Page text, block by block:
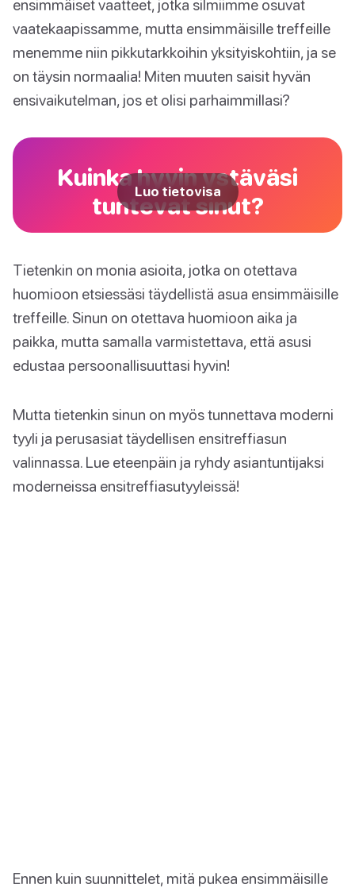
ensimmäiset vaatteet, jotka silmiimme osuvat
vaatekaapissamme, mutta ensimmäisille treffeille
menemme niin pikkutarkkoihin yksityiskohtiin, ja se
on täysin normaalia! Miten muuten saisit hyvän
ensivaikutelman, jos et olisi parhaimmillasi?
Kuinka hyvin ystäväsi
tuntevat sinut?
Luo tietovisa
Tietenkin on monia asioita, jotka on otettava
huomioon etsiessäsi täydellistä asua ensimmäisille
treffeille. Sinun on otettava huomioon aika ja
paikka, mutta samalla varmistettava, että asusi
edustaa persoonallisuuttasi hyvin!
Mutta tietenkin sinun on myös tunnettava moderni
tyyli ja perusasiat täydellisen ensitreffiasun
valinnassa. Lue eteenpäin ja ryhdy asiantuntijaksi
moderneissa ensitreffiasutyyleissä!
Ennen kuin suunnittelet, mitä pukea ensimmäisille